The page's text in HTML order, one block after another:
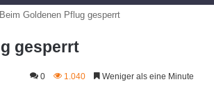
Goldenen Pflug gesperrt
gesperrt
0 1.040 Weniger als eine Minute